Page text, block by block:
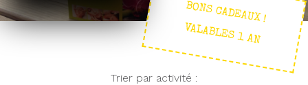
BONS CADEAUX !
VALABLES 1 AN
Trier par activité :